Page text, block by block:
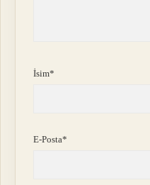
İsim*
E-Posta*